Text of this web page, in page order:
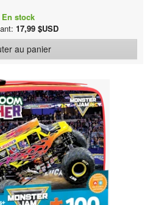
En stock
17,99 $USD
au panier